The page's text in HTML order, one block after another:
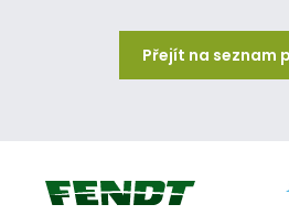
Přejít na seznam
Fendt